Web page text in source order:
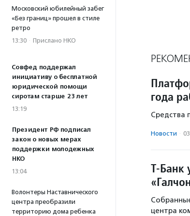
Московский юбилейный забег
«Без границ» прошел в стиле
ретро
13:30 · Прислано НКО
Совфед поддержал
инициативу о бесплатной
юридической помощи
сиротам старше 23 лет
13:19
Президент РФ подписал
закон о новых мерах
поддержки молодежных
НКО
13:04
Волонтеры Наставнического
центра преобразили
территорию дома ребенка
года
Средства
Новости ·
Т-Банк
центра